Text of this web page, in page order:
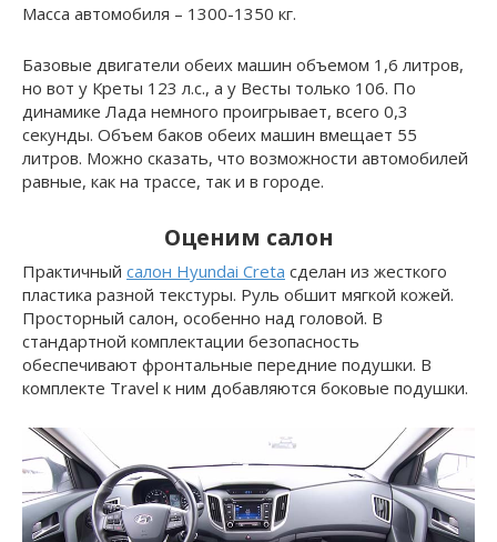
Масса автомобиля – 1300-1350 кг.
Базовые двигатели обеих машин объемом 1,6 литров,
но вот у Креты 123 л.с., а у Весты только 106. По
динамике Лада немного проигрывает, всего 0,3
секунды. Объем баков обеих машин вмещает 55
литров. Можно сказать, что возможности автомобилей
равные, как на трассе, так и в городе.
Оценим салон
Практичный салон Hyundai Creta сделан из жесткого
пластика разной текстуры. Руль обшит мягкой кожей.
Просторный салон, особенно над головой. В
стандартной комплектации безопасность
обеспечивают фронтальные передние подушки. В
комплекте Travel к ним добавляются боковые подушки.